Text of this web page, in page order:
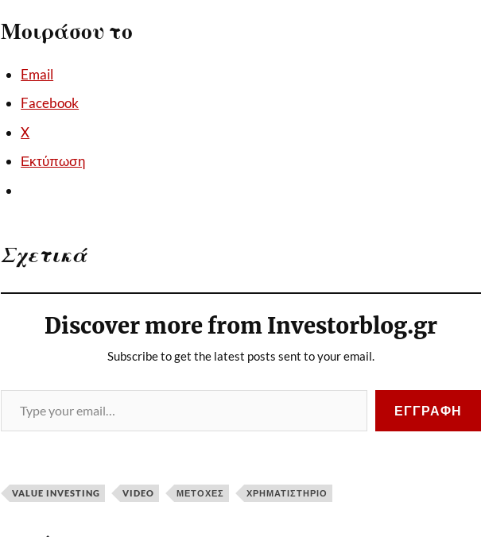
Μοιράσου το
Email
Facebook
X
Εκτύπωση
Σχετικά
Discover more from Investorblog.gr
Subscribe to get the latest posts sent to your email.
ΕΓΓΡΑΦΉ
VALUE INVESTING VIDEO ΜΕΤΟΧΈΣ ΧΡΗΜΑΤΙΣΤΉΡΙΟ